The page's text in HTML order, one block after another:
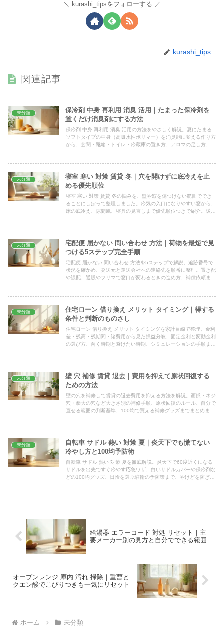
kurashi_tipsをフォローする
kurashi_tips
関連記事
未分類
保冷剤 中身 再利用 消臭 活用｜たまった保冷剤を
置くだけ消臭剤にする方法
保冷剤 中身 再利用 消臭 活用の方法をやさしく解説。夏にたまる
ソフトタイプの中身（高吸水性ポリマー）を消臭剤に変える作り方
から、玄関・靴箱・トイレ・冷蔵庫の置き方、アロマの足し方、排
未分類
寝室 寒い 対策 賃貸 冬｜穴を開けずに底冷えを止
める優先順位
寝室 寒い 対策 賃貸 冬の悩みを、壁や窓を傷つけない範囲ででき
ることにしぼって整理しました。冷気の入口になりやすい窓から、
床の底冷え、隙間風、寝具の見直しまで優先順位つきで紹介。暖房
未分類
宅配便 届かない 問い合わせ 方法｜荷物を最短で見
つける5ステップ完全手順
宅配便 届かない 問い合わせ 方法を5ステップで解説。追跡番号で
状況を確かめ、発送元と運送会社への連絡先を順番に整理。置き配
や誤配、通販やフリマで窓口が変わるときの進め方、補償依頼まで
未分類
住宅ローン 借り換え メリット タイミング｜得する
条件と判断のものさし
住宅ローン 借り換え メリット タイミングを家計目線で整理。金利
差・残高・残期間・諸費用から見た損益分岐、固定金利と変動金利
の選び方、向く時期と避けたい時期、シミュレーションの手順まで
未分類
壁 穴 補修 賃貸 退去｜費用を抑えて原状回復する
ための方法
壁の穴を補修して賃貸の退去費用を抑える方法を解説。画鋲・ネジ
穴・拳大の穴など大きさ別の補修手順、原状回復のルール、自分で
直せる範囲の判断基準、100均で買える補修グッズまでまとめまし
未分類
自転車 サドル 熱い 対策 夏｜炎天下でも慌てない
冷やし方と100均予防術
自転車 サドル 熱い 対策 夏を徹底解説。炎天下で60度近くになる
サドルを出先ですぐ冷やす応急ワザ、白いサドルカバーや保冷剤な
どの100均グッズ、日陰を選ぶ駐輪の予防策まで、やけどを防ぎな
給湯器 エラーコード 対処 リセット｜主
要メーカー別の見方と自分でできる範囲
オーブンレンジ 庫内 汚れ 掃除｜重曹と
クエン酸でこびりつきも一気にリセット
ホーム 未分類